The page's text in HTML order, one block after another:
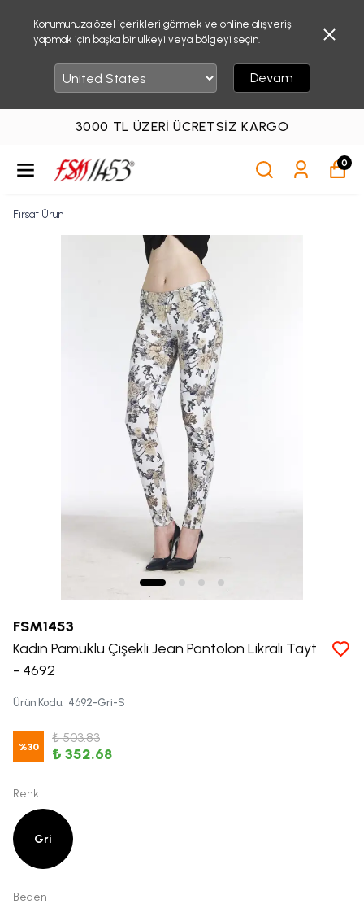
Konumunuza özel içerikleri görmek ve online alışveriş
yapmak için başka bir ülkeyi veya bölgeyi seçin.
Devam
3000 TL ÜZERI ÜCRETSIZ KARGO
0
Fırsat Ürün
FSM1453
Kadın Pamuklu Çişekli Jean Pantolon Likralı Tayt
- 4692
Ürün Kodu: 4692-Gri-S
%30
₺ 503.83
₺ 352.68
Renk
Gri
Beden